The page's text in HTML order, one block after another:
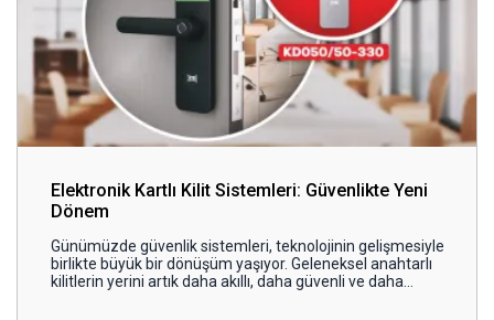
Elektronik Kartlı Kilit Sistemleri: Güvenlikte Yeni
Dönem
Günümüzde güvenlik sistemleri, teknolojinin gelişmesiyle
birlikte büyük bir dönüşüm yaşıyor. Geleneksel anahtarlı
kilitlerin yerini artık daha akıllı, daha güvenli ve daha